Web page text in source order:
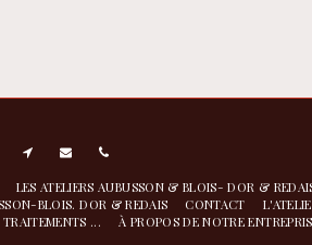
LES ATELIERS AUBUSSON & BLOIS- DOR &
BLOIS. DOR & REDAIS
CONTACT
...
À PROPOS DE NOTRE